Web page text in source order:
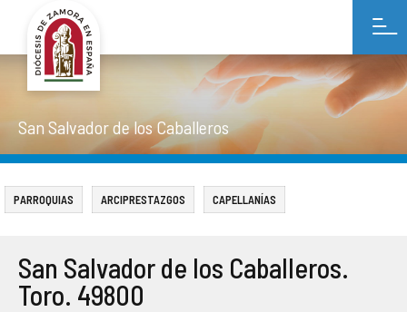
San Salvador de los Caballeros
PARROQUIAS ARCIPRESTAZGOS CAPELLANÍAS
San Salvador de los Caballeros.
Toro. 49800
INFORMACIÓN SOBRE LA DIÓCESIS
ARCIPRESTAZGOS Y PARROQUIAS
ÓRGANOS CONSULTIVOS
DELEGACIONES EPISCOPALES
ESTADOS FINANCIEROS
CAMPAÑAS DE PUBLICIDAD INSTITUCIONAL
PERIODO MEDIO DE PAGO A LOS PROVEEDORES
APORTACIÓN A OBRAS MISIONALES PONTIFICIAS
NORMAS DE BUENAS PRÁCTICAS
RENDICIÓN DE CUENTAS DE LAS ENTIDADES RELIGIOSAS
COMPLIANCE
PRESENTACIÓN
MEMORIAS DE ACTIVIDADES
ANÁLISIS DAFO
INMATRICULACIONES
COLABORA CON TU IGLESIA
AVISO LEGAL
POLÍTICA DE COOKIES